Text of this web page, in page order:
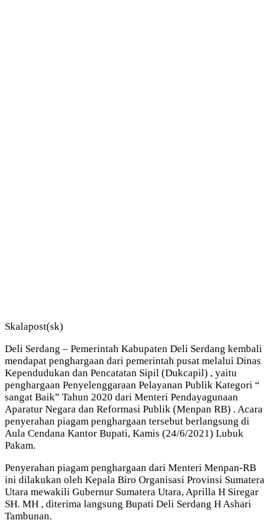
Skalapost(sk)
Deli Serdang – Pemerintah Kabupaten Deli Serdang kembali
mendapat penghargaan dari pemerintah pusat melalui Dinas
Kependudukan dan Pencatatan Sipil (Dukcapil) , yaitu
penghargaan Penyelenggaraan Pelayanan Publik Kategori “
sangat Baik” Tahun 2020 dari Menteri Pendayagunaan
Aparatur Negara dan Reformasi Publik (Menpan RB) . Acara
penyerahan piagam penghargaan tersebut berlangsung di
Aula Cendana Kantor Bupati, Kamis (24/6/2021) Lubuk
Pakam.
Penyerahan piagam penghargaan dari Menteri Menpan-RB
ini dilakukan oleh Kepala Biro Organisasi Provinsi Sumatera
Utara mewakili Gubernur Sumatera Utara, Aprilla H Siregar
SH. MH , diterima langsung Bupati Deli Serdang H Ashari
Tambunan.